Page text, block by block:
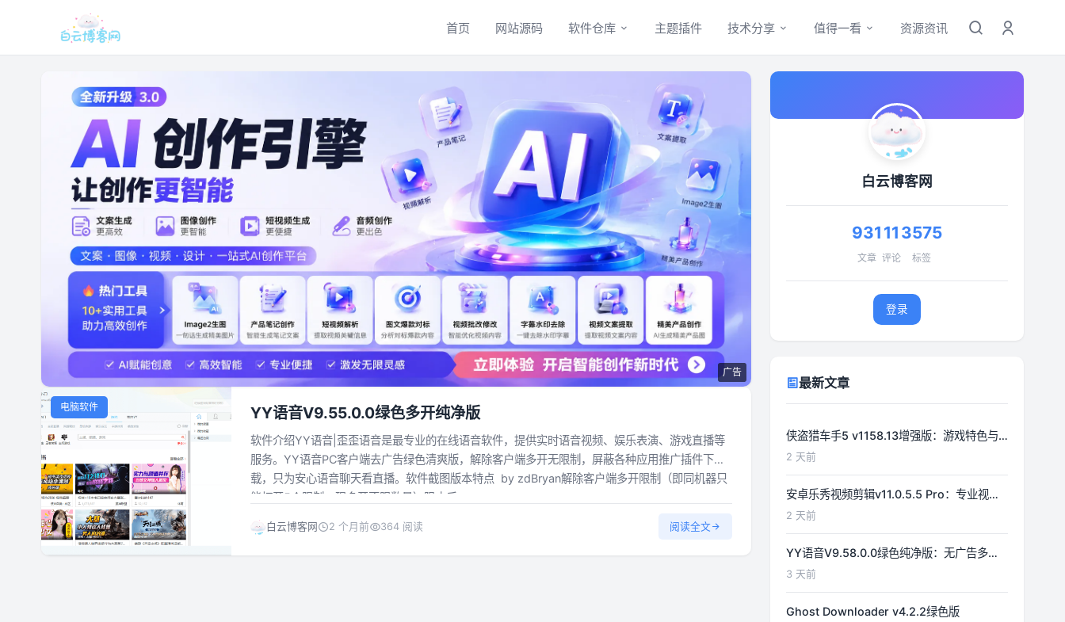
首页 网站源码 软件仓库 主题插件 技术分享 值得一看 资源资讯
广告
电脑软件 YY语音V9.55.0.0绿色多开纯净版
软件介绍YY语音|歪歪语音是最专业的在线语音软件，提供实时语音视频、娱乐表演、游戏直播等
服务。YY语音PC客户端去广告绿色清爽版，解除客户端多开无限制，屏蔽各种应用推广插件下
载，只为安心语音聊天看直播。软件截图版本特点 by zdBryan解除客户端多开限制（即同机器只
能打开5个限制，现多开不限数量）阻止后...
白云博客网 2 个月前 364 阅读 阅读全文
白云博客网
931
文章
11
评论
3575
标签
登录
最新文章
侠盗猎车手5 v1158.13增强版：游戏特色与
功能详解
2 天前
安卓乐秀视频剪辑v11.0.5.5 Pro：专业视频
编辑工具详解
2 天前
YY语音V9.58.0.0绿色纯净版：无广告多开
体验优化
3 天前
Ghost Downloader v4.2.2绿色版